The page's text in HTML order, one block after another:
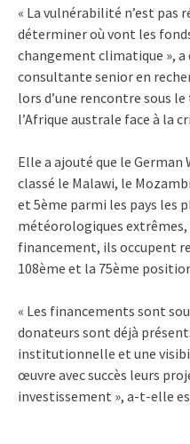
« La vulnérabilité n’est
déterminer où vont les
changement climatique »,
consultante senior en
lors d’une rencontre sous
l’Afrique australe face à la
Elle a ajouté que le German
classé le Malawi, le
et 5ème parmi les pays les
météorologiques extrêmes,
financement, ils occupent
108ème et la 75ème
« Les financements sont
donateurs sont déjà
institutionnelle et une
œuvre avec succès leurs
investissement », a-t-elle